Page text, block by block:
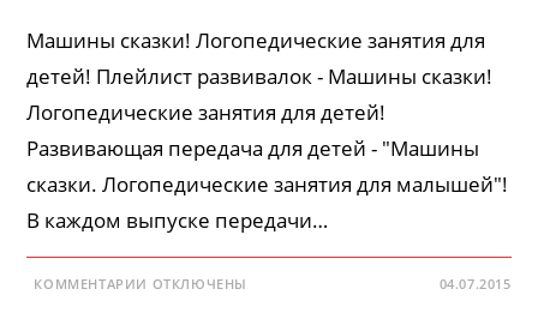
Машины сказки! Логопедические занятия для
детей! Плейлист развивалок - Машины сказки!
Логопедические занятия для детей!
Развивающая передача для детей - "Машины
сказки. Логопедические занятия для малышей"!
В каждом выпуске передачи…
КОММЕНТАРИИ КОТКЛЮЧЕНЫ 04.07.2015